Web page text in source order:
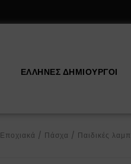
ΕΛΛΗΝΕΣ ΔΗΜΙΟΥΡΓΟΙ
Εποχιακά / Πάσχα / Παιδικές